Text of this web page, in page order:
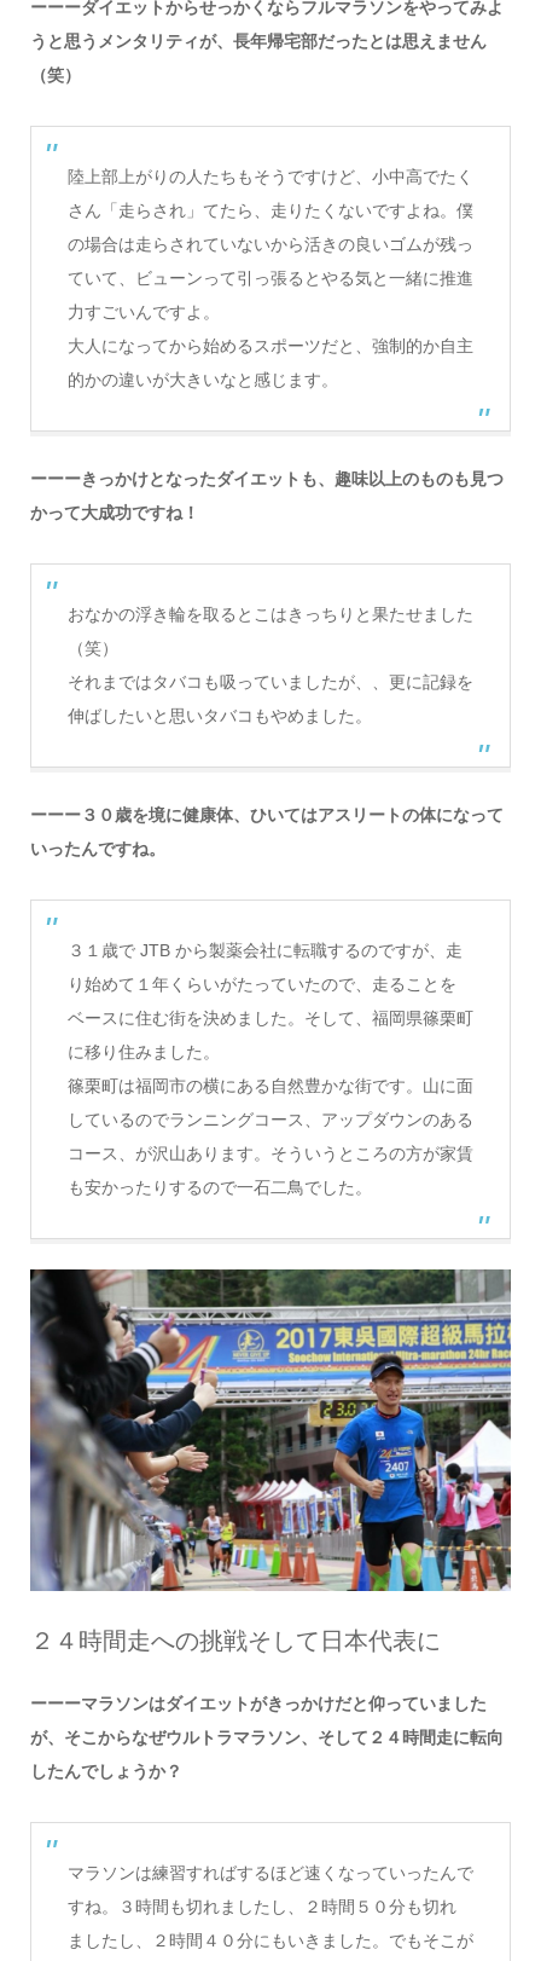
ーーーダイエットからせっかくならフルマラソンをやってみよ
うと思うメンタリティが、長年帰宅部だったとは思えません
（笑）
陸上部上がりの人たちもそうですけど、小中高でたく
さん「走らされ」てたら、走りたくないですよね。僕
の場合は走らされていないから活きの良いゴムが残っ
ていて、ビューンって引っ張るとやる気と一緒に推進
力すごいんですよ。
大人になってから始めるスポーツだと、強制的か自主
的かの違いが大きいなと感じます。
ーーーきっかけとなったダイエットも、趣味以上のものも見つ
かって大成功ですね！
おなかの浮き輪を取るとこはきっちりと果たせました
（笑）
それまではタバコも吸っていましたが、、更に記録を
伸ばしたいと思いタバコもやめました。
ーーー３０歳を境に健康体、ひいてはアスリートの体になって
いったんですね。
３１歳で JTB から製薬会社に転職するのですが、走
り始めて１年くらいがたっていたので、走ることを
ベースに住む街を決めました。そして、福岡県篠栗町
に移り住みました。
篠栗町は福岡市の横にある自然豊かな街です。山に面
しているのでランニングコース、アップダウンのある
コース、が沢山あります。そういうところの方が家賃
も安かったりするので一石二鳥でした。
２４時間走への挑戦そして日本代表に
ーーーマラソンはダイエットがきっかけだと仰っていました
が、そこからなぜウルトラマラソン、そして２４時間走に転向
したんでしょうか？
マラソンは練習すればするほど速くなっていったんで
すね。３時間も切れましたし、２時間５０分も切れ
ましたし、２時間４０分にもいきました。でもそこが